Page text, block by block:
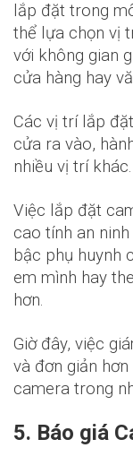
lắp đặt trong
thể lựa chọn vị
với không gian
cửa hàng hay
Các vị trí lắp
cửa ra vào,
nhiều vị trí khác.
Việc lắp đặt
cao tính an
bậc phụ huynh
em mình hay
hơn.
Giờ đây, việc
và đơn giản
camera trong
5. Báo giá